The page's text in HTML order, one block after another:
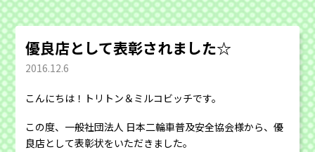
優良店として表彰されました☆
2016.12.6
こんにちは！トリトン＆ミルコビッチです。
この度、一般社団法人 日本二輪車普及安全協会様から、優
良店として表彰状をいただきました。